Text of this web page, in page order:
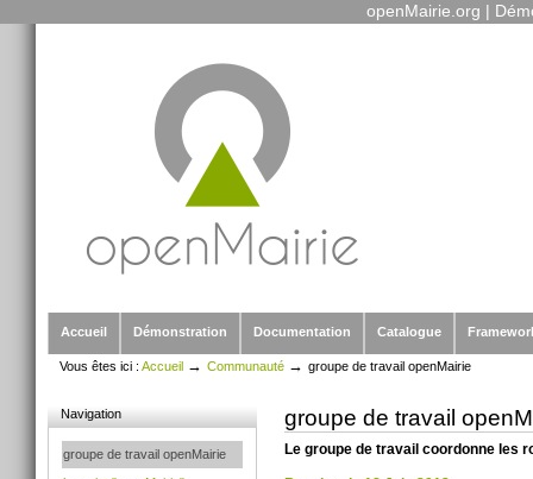
openMairie.org |
Accueil
Démonstration Documentation Catalogue
Vous êtes ici : Accueil → Communauté → groupe de travail openMairie
Navigation
groupe de travail openMairie
groupe de travail
Le groupe de travail coordonne les